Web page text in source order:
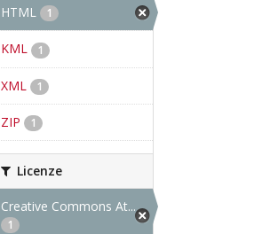
HTML 1
KML 1
XML 1
ZIP 1
Licenze
Creative Commons At...
1